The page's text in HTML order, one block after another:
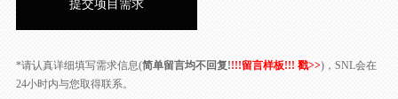
*请认真详细填写需求信息(简单留言均不回复!!!!留言样板!!! 戳>>)，SNL会在
24小时内与您取得联系。